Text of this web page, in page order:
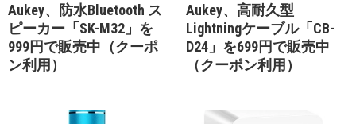
Aukey、防水Bluetooth ス
ピーカー「SK-M32」を
999円で販売中（クーポ
ン利用）
Aukey、高耐久型
Lightningケーブル「CB-
D24」を699円で販売中
（クーポン利用）